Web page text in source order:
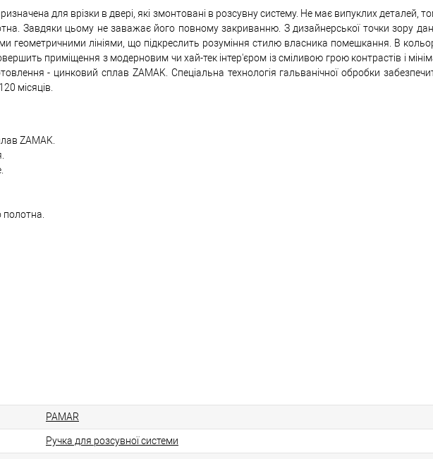
Купити в 1 клік
Можемо встановити цей товар. Деталі запитуйте у менеджера.
грн
400 грн
для врізки в двері, які змонтовані в розсувну систему. Не має випуклих деталей,
Завдяки цьому не заважає його повному закриванню. З дизайнерської точки зору
геометричними лініями, що підкреслить розуміння стилю власника помешкання. В
приміщення з модерновим чи хай-тек інтер'єром із сміливою грою контрастів і
- цинковий сплав ZAMAK. Спеціальна технологія гальванічної обробки
місяців.
ZAMAK.
полотна.
PAMAR
Ручка для розсувної системи